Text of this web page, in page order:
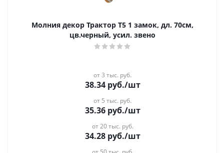
Молния декор Трактор Т5 1 замок, дл. 70см,
цв.черный, усил. звено
от 3 тыс. руб.
38.34руб./шт
от 5 тыс. руб.
35.36руб./шт
от 20 тыс. руб.
34.28руб./шт